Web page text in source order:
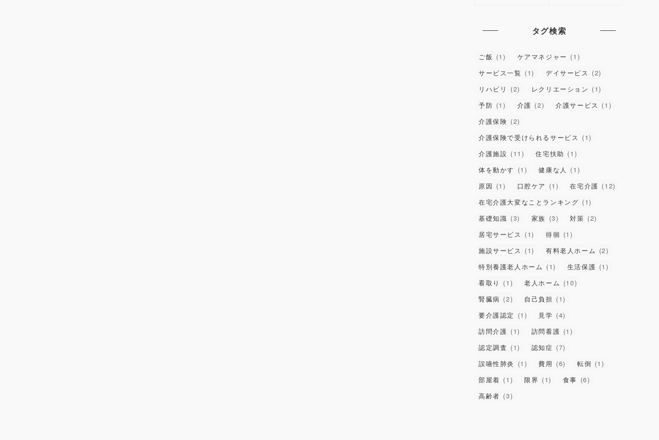
タグ検索
ご飯 (1) ケアマネジャー (1)
サービス一覧 (1) デイサービス (2)
リハビリ
(2) レクリエーション (1)
予防 (1) 介護 (2) 介護サービス (1)
介護保険 (2)
介護保険で受けられるサービス (1)
介護施設 (11) 住宅扶助 (1)
体を動かす (1) 健康な人
(1)
原因 (1) 口腔ケア (1) 在宅介護 (12)
在宅介護大変なことランキング (1)
基礎知識 (3) 家族 (3) 対策 (2)
居宅サービス (1) 徘徊 (1)
施設サービス (1) 有料老人ホーム (2)
特別養護老人ホーム (1) 生活保護 (1)
看取り
(1) 老人ホーム (10)
腎臓病 (2) 自己負担 (1)
要介護認定 (1) 見学 (4)
訪問介護 (1) 訪問看護 (1)
認定調査 (1) 認知症 (7)
誤嚥性肺炎 (1) 費用 (6) 転倒 (1)
部屋着 (1) 限界 (1) 食事 (6)
高齢者 (3)